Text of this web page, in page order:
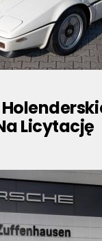
Licytację